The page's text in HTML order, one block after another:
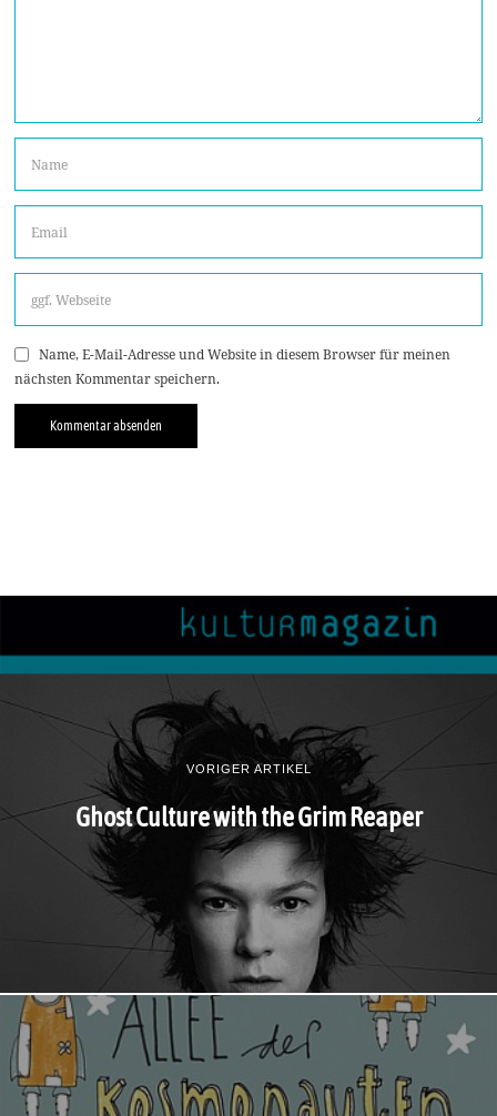
Name, E-Mail-Adresse und Website in diesem Browser für meinen
nächsten Kommentar speichern.
VORIGER ARTIKEL
Ghost Culture with the Grim Reaper